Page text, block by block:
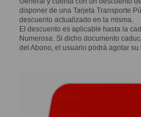
disponer de una Tarjeta Transporte
descuento actualizado en la misma.
El descuento es aplicable hasta la
Numerosa. Si dicho documento
del Abono, el usuario podrá agotar su